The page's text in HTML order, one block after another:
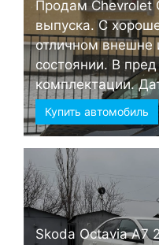
Продам Chevrolet
выпуска. С
отличном внешне
состоянии. В
комплектации.
Купить автомобиль
Skoda Octavia А7